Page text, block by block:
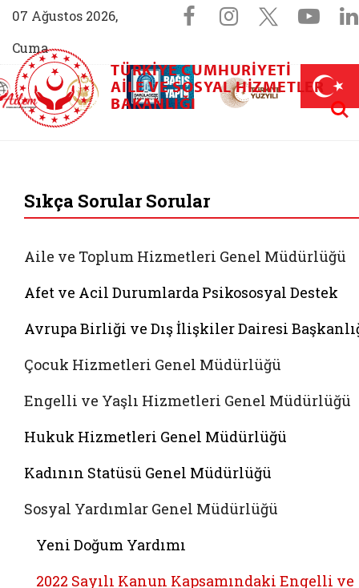
07 Ağustos 2026,
Cuma
Sosyal
Facebook
Instagram
X
Aile (yeni sekmede açılır)
AİLEM İletişim Merkezi (yeni sekmede açılır)
Aile ve Nüfus On Yılı (yeni sekmede açılır)
Darülaceze bağış sayfası (yeni
TÜRKIYE CUMHURIYETI
AILE VE SOSYAL HIZMETLER
BAKANLIĞI
Sıkça Sorular Sorular
Aile ve Toplum Hizmetleri Genel Müdürlüğü
Afet ve Acil Durumlarda Psikososyal Destek
Avrupa Birliği ve Dış İlişkiler Dairesi
Çocuk Hizmetleri Genel Müdürlüğü
Engelli ve Yaşlı Hizmetleri Genel Müdürlüğü
Hukuk Hizmetleri Genel Müdürlüğü
Kadının Statüsü Genel Müdürlüğü
Sosyal Yardımlar Genel Müdürlüğü
Yeni Doğum Yardımı
2022 Sayılı Kanun Kapsamındaki Engelli ve